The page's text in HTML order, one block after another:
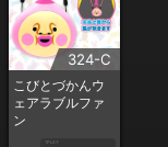
324-C
こびとづかんウ
ェアラブルファ
ン
1PLAY